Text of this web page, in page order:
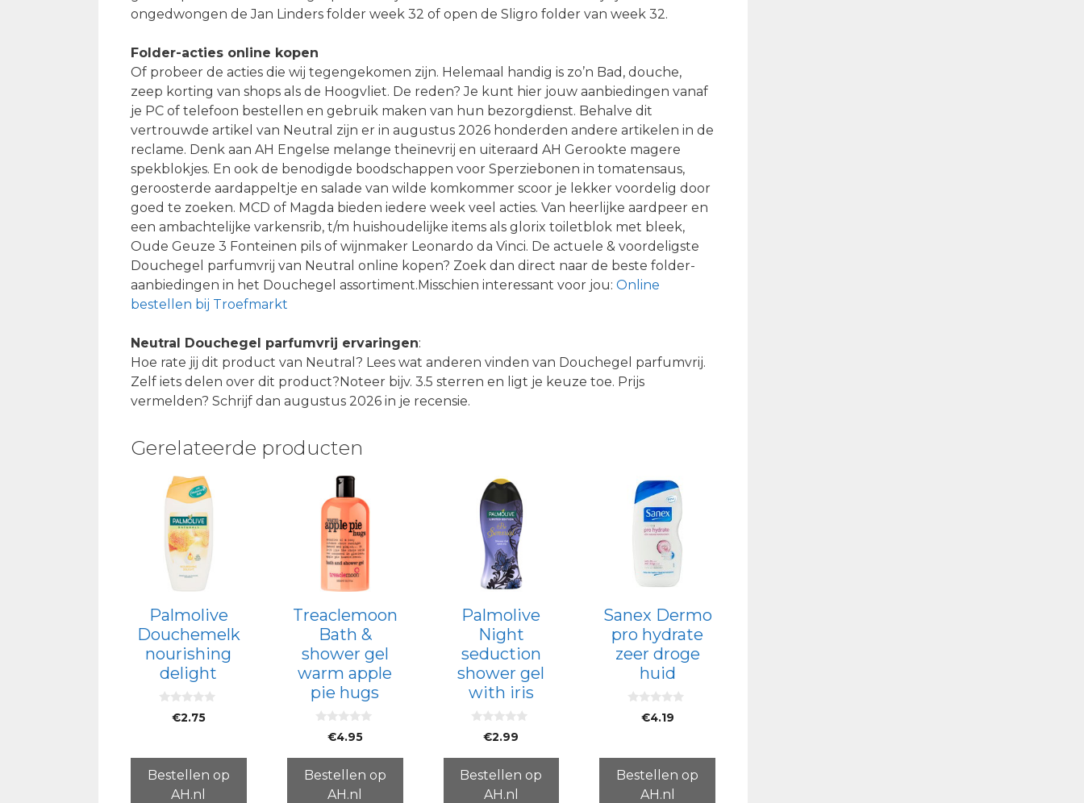
ongedwongen de Jan Linders folder week 32 of open de Sligro folder van week 32.
Folder-acties online kopen
Of probeer de acties die wij tegengekomen zijn. Helemaal handig is zo’n Bad, douche,
zeep korting van shops als de Hoogvliet. De reden? Je kunt hier jouw aanbiedingen vanaf
je PC of telefoon bestellen en gebruik maken van hun bezorgdienst. Behalve dit
vertrouwde artikel van Neutral zijn er in augustus 2026 honderden andere artikelen in de
reclame. Denk aan AH Engelse melange theïnevrij en uiteraard AH Gerookte magere
spekblokjes. En ook de benodigde boodschappen voor Sperziebonen in tomatensaus,
geroosterde aardappeltje en salade van wilde komkommer scoor je lekker voordelig door
goed te zoeken. MCD of Magda bieden iedere week veel acties. Van heerlijke aardpeer en
een ambachtelijke varkensrib, t/m huishoudelijke items als glorix toiletblok met bleek,
Oude Geuze 3 Fonteinen pils of wijnmaker Leonardo da Vinci. De actuele & voordeligste
Douchegel parfumvrij van Neutral online kopen? Zoek dan direct naar de beste folder-
aanbiedingen in het Douchegel assortiment.Misschien interessant voor jou: Online
bestellen bij Troefmarkt
Neutral Douchegel parfumvrij ervaringen:
Hoe rate jij dit product van Neutral? Lees wat anderen vinden van Douchegel parfumvrij.
Zelf iets delen over dit product?Noteer bijv. 3.5 sterren en ligt je keuze toe. Prijs
vermelden? Schrijf dan augustus 2026 in je recensie.
Gerelateerde producten
Palmolive
Douchemelk
nourishing
delight
€2.75
Bestellen op
AH.nl
Treaclemoon
Bath &
shower gel
warm apple
pie hugs
5
€4.95
Bestellen op
AH.nl
Palmolive
Night
seduction
shower gel
with iris
5
€2.99
Bestellen op
AH.nl
Sanex Dermo
pro hydrate
zeer droge
huid
€4.19
Bestellen op
AH.nl